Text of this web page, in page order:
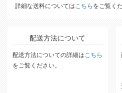
詳細な送料についてはこちら をご覧く
配送方法について
配送方法についての詳細はこちら
をご覧ください。